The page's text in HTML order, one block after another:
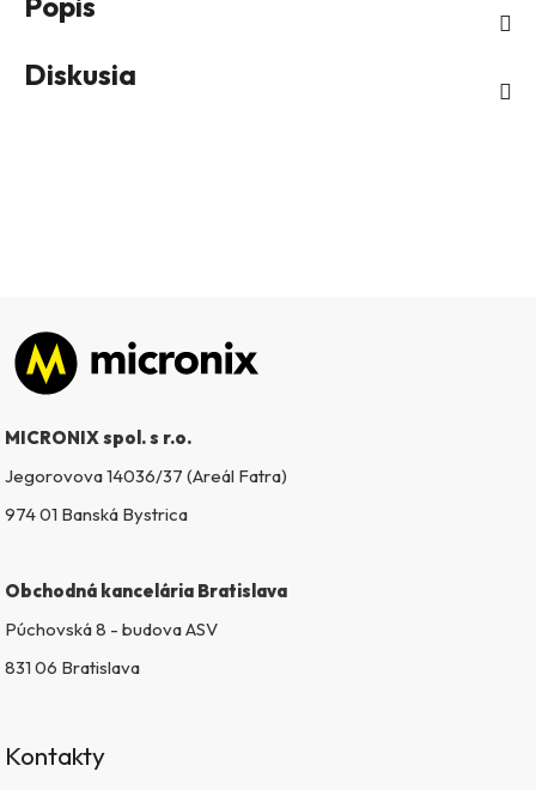
Diskusia
Zápätie
MICRONIX spol. s r.o.
Jegorovova 14036/37 (Areál Fatra)
974 01 Banská Bystrica
Obchodná kancelária Bratislava
Púchovská 8 - budova ASV
831 06 Bratislava
Kontakty